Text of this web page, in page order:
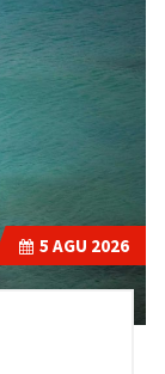
5 AGU 2026